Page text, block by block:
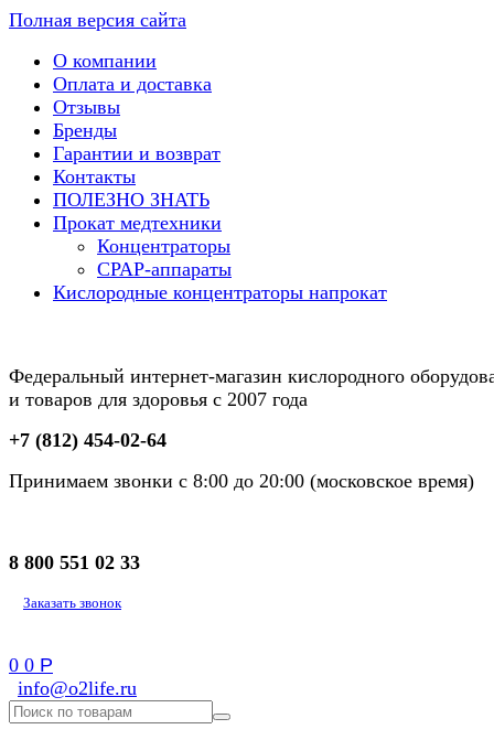
Полная версия сайта
О компании
Оплата и доставка
Отзывы
Бренды
Гарантии и возврат
Контакты
ПОЛЕЗНО ЗНАТЬ
Прокат медтехники
Концентраторы
CPAP-аппараты
Кислородные концентраторы напрокат
Федеральный интернет-магазин кислородного
и товаров для здоровья с 2007 года
+7 (812) 454-02-64
Принимаем звонки с 8:00 до 20:00 (московское время)
8 800 551 02 33
Заказать звонок
0 0 Р
info@o2life.ru